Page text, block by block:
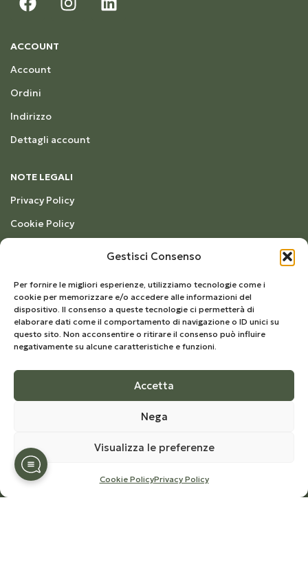
Gestisci Consenso
Per fornire le migliori esperienze, utilizziamo tecnologie come i
cookie per memorizzare e/o accedere alle informazioni del
dispositivo. Il consenso a queste tecnologie ci permetterà di
elaborare dati come il comportamento di navigazione o ID unici su
questo sito. Non acconsentire o ritirare il consenso può influire
negativamente su alcune caratteristiche e funzioni.
Accetta
Nega
Visualizza le preferenze
Cookie PolicyPrivacy Policy
ACCOUNT
Account
Ordini
Indirizzo
Dettagli account
NOTE LEGALI
Privacy Policy
Cookie Policy
SU DI NOI
Azienda
La storia
Ciclo produttivo
Certificazioni
Iscriviti per rimanere aggiornato sul mondo di Olio
Congedi,